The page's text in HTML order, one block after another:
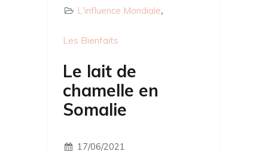
L'influence Mondiale
Les Bienfaits
Le lait de
chamelle en
Somalie
17/06/2021